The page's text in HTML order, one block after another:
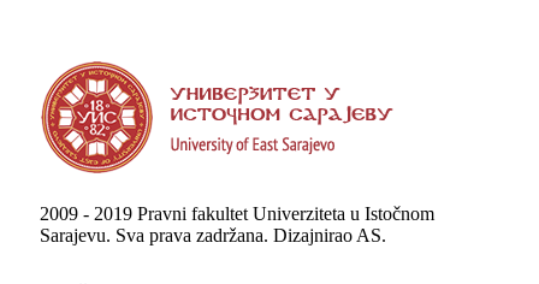
2009 - 2019 Pravni fakultet Univerziteta u Istočnom
Sarajevu. Sva prava zadržana. Dizajnirao AS.